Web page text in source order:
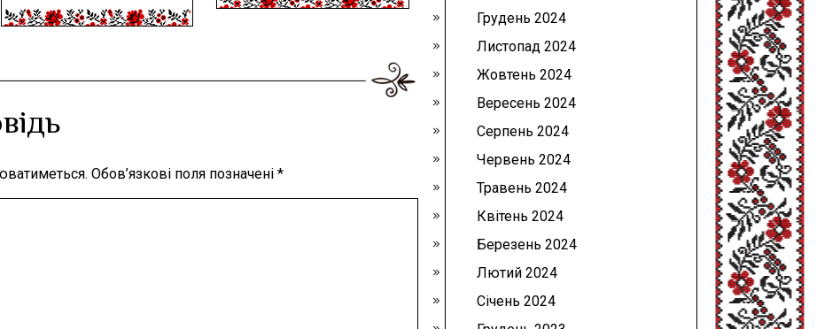
Обов’язкові поля позначені *
Грудень 2024
Листопад 2024
Жовтень 2024
Вересень 2024
Серпень 2024
Червень 2024
Травень 2024
Квітень 2024
Березень 2024
Лютий 2024
Січень 2024